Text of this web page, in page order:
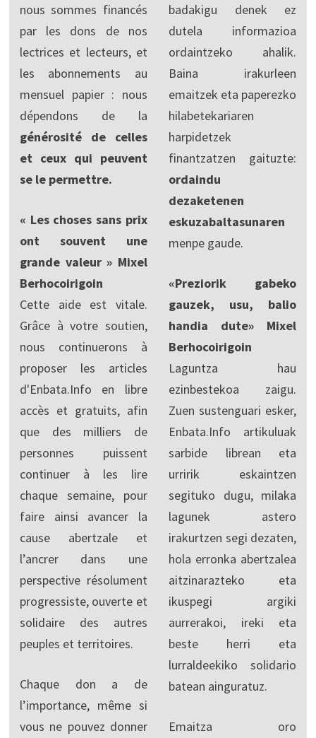
nous sommes financés
par les dons de nos
lectrices et lecteurs, et
les abonnements au
mensuel papier : nous
dépendons de la
générosité de celles
et ceux qui peuvent
se le permettre.
« Les choses sans prix
ont souvent une
grande valeur » Mixel
Berhocoirigoin
Cette aide est vitale.
Grâce à votre soutien,
nous continuerons à
proposer les articles
d'Enbata.Info en libre
accès et gratuits, afin
que des milliers de
personnes puissent
continuer à les lire
chaque semaine, pour
faire ainsi avancer la
cause abertzale et
l’ancrer dans une
perspective résolument
progressiste, ouverte et
solidaire des autres
peuples et territoires.
Chaque don a de
l’importance, même si
vous ne pouvez donner
badakigu denek ez
dutela informazioa
ordaintzeko ahalik.
Baina irakurleen
emaitzek eta paperezko
hilabetekariaren
harpidetzek
finantzatzen gaituzte:
ordaindu
dezaketenen
eskuzabaltasunaren
menpe gaude.
«Preziorik gabeko
gauzek, usu, balio
handia dute» Mixel
Berhocoirigoin
Laguntza hau
ezinbestekoa zaigu.
Zuen sustenguari esker,
Enbata.Info artikuluak
sarbide librean eta
urririk eskaintzen
segituko dugu, milaka
lagunek astero
irakurtzen segi dezaten,
hola erronka abertzalea
aitzinarazteko eta
ikuspegi argiki
aurrerakoi, ireki eta
beste herri eta
lurraldeekiko solidario
batean ainguratuz.
Emaitza oro